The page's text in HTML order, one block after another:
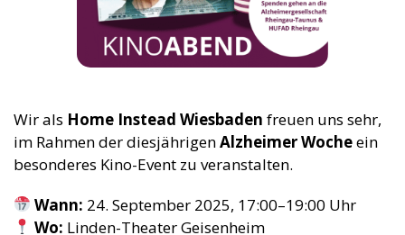
Wir als Home Instead Wiesbaden freuen uns sehr,
im Rahmen der diesjährigenAlzheimer Wocheein
besonderes Kino-Event zu veranstalten.
Wann: 24. September 2025, 17:00–19:00 Uhr
Wo: Linden-Theater Geisenheim